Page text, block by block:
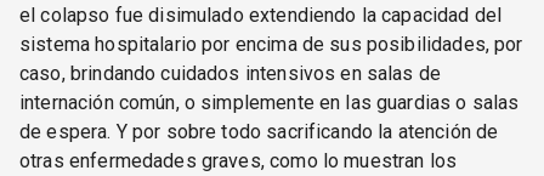
el colapso fue disimulado extendiendo la capacidad del
sistema hospitalario por encima de sus posibilidades, por
caso, brindando cuidados intensivos en salas de
internación común, o simplemente en las guardias o salas
de espera. Y por sobre todo sacrificando la atención de
otras enfermedades graves, como lo muestran los